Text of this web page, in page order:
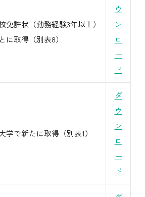
免許状（勤務経験3年以上）
に取得（別表8）
ウ
ン
ロ
ー
ド
学で新たに取得（別表1）
ダ
ウ
ン
ロ
ー
ド